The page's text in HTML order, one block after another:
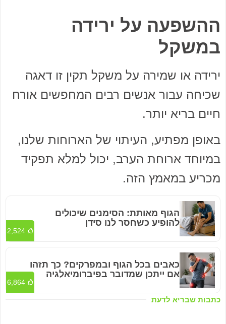
ההשפעה על ירידה
במשקל
ירידה או שמירה על משקל תקין זו דאגה
שכיחה עבור אנשים רבים המחפשים אורח
חיים בריא יותר.
באופן מפתיע, העיתוי של הארוחות שלנו,
במיוחד ארוחת הערב, יכול למלא תפקיד
מכריע במאמץ הזה.
כתבות שבריא לדעת
הגוף מאותת: הסימנים שיכולים
להופיע כשחסר לנו סידן
2,524
כאבים בכל הגוף ובמפרקים? כך תזהו
אם ייתכן שמדובר בפיברומיאלגיה
6,864